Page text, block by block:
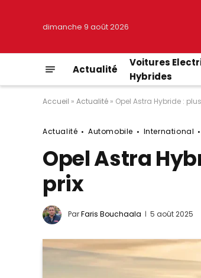
dimanche 9 août 2026
Actualité
Voitures
Hybrides
Accueil » Actualité » Opel Astra Hybride :
Actualité Automobile International
Opel Astra
prix
ParFaris Bouchaala 5 août 2025